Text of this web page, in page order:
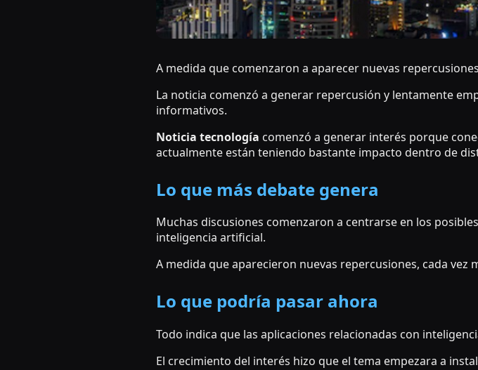
A medida que comenzaron a aparecer nuevas
La noticia comenzó a generar repercusión y lentamente
informativos.
Noticia tecnología comenzó a generar interés porque
actualmente están teniendo bastante impacto dentro de
Lo que más debate genera
Muchas discusiones comenzaron a centrarse en los
inteligencia artificial.
A medida que aparecieron nuevas repercusiones, cada
Lo que podría pasar ahora
Todo indica que las aplicaciones relacionadas con
El crecimiento del interés hizo que el tema empezara a